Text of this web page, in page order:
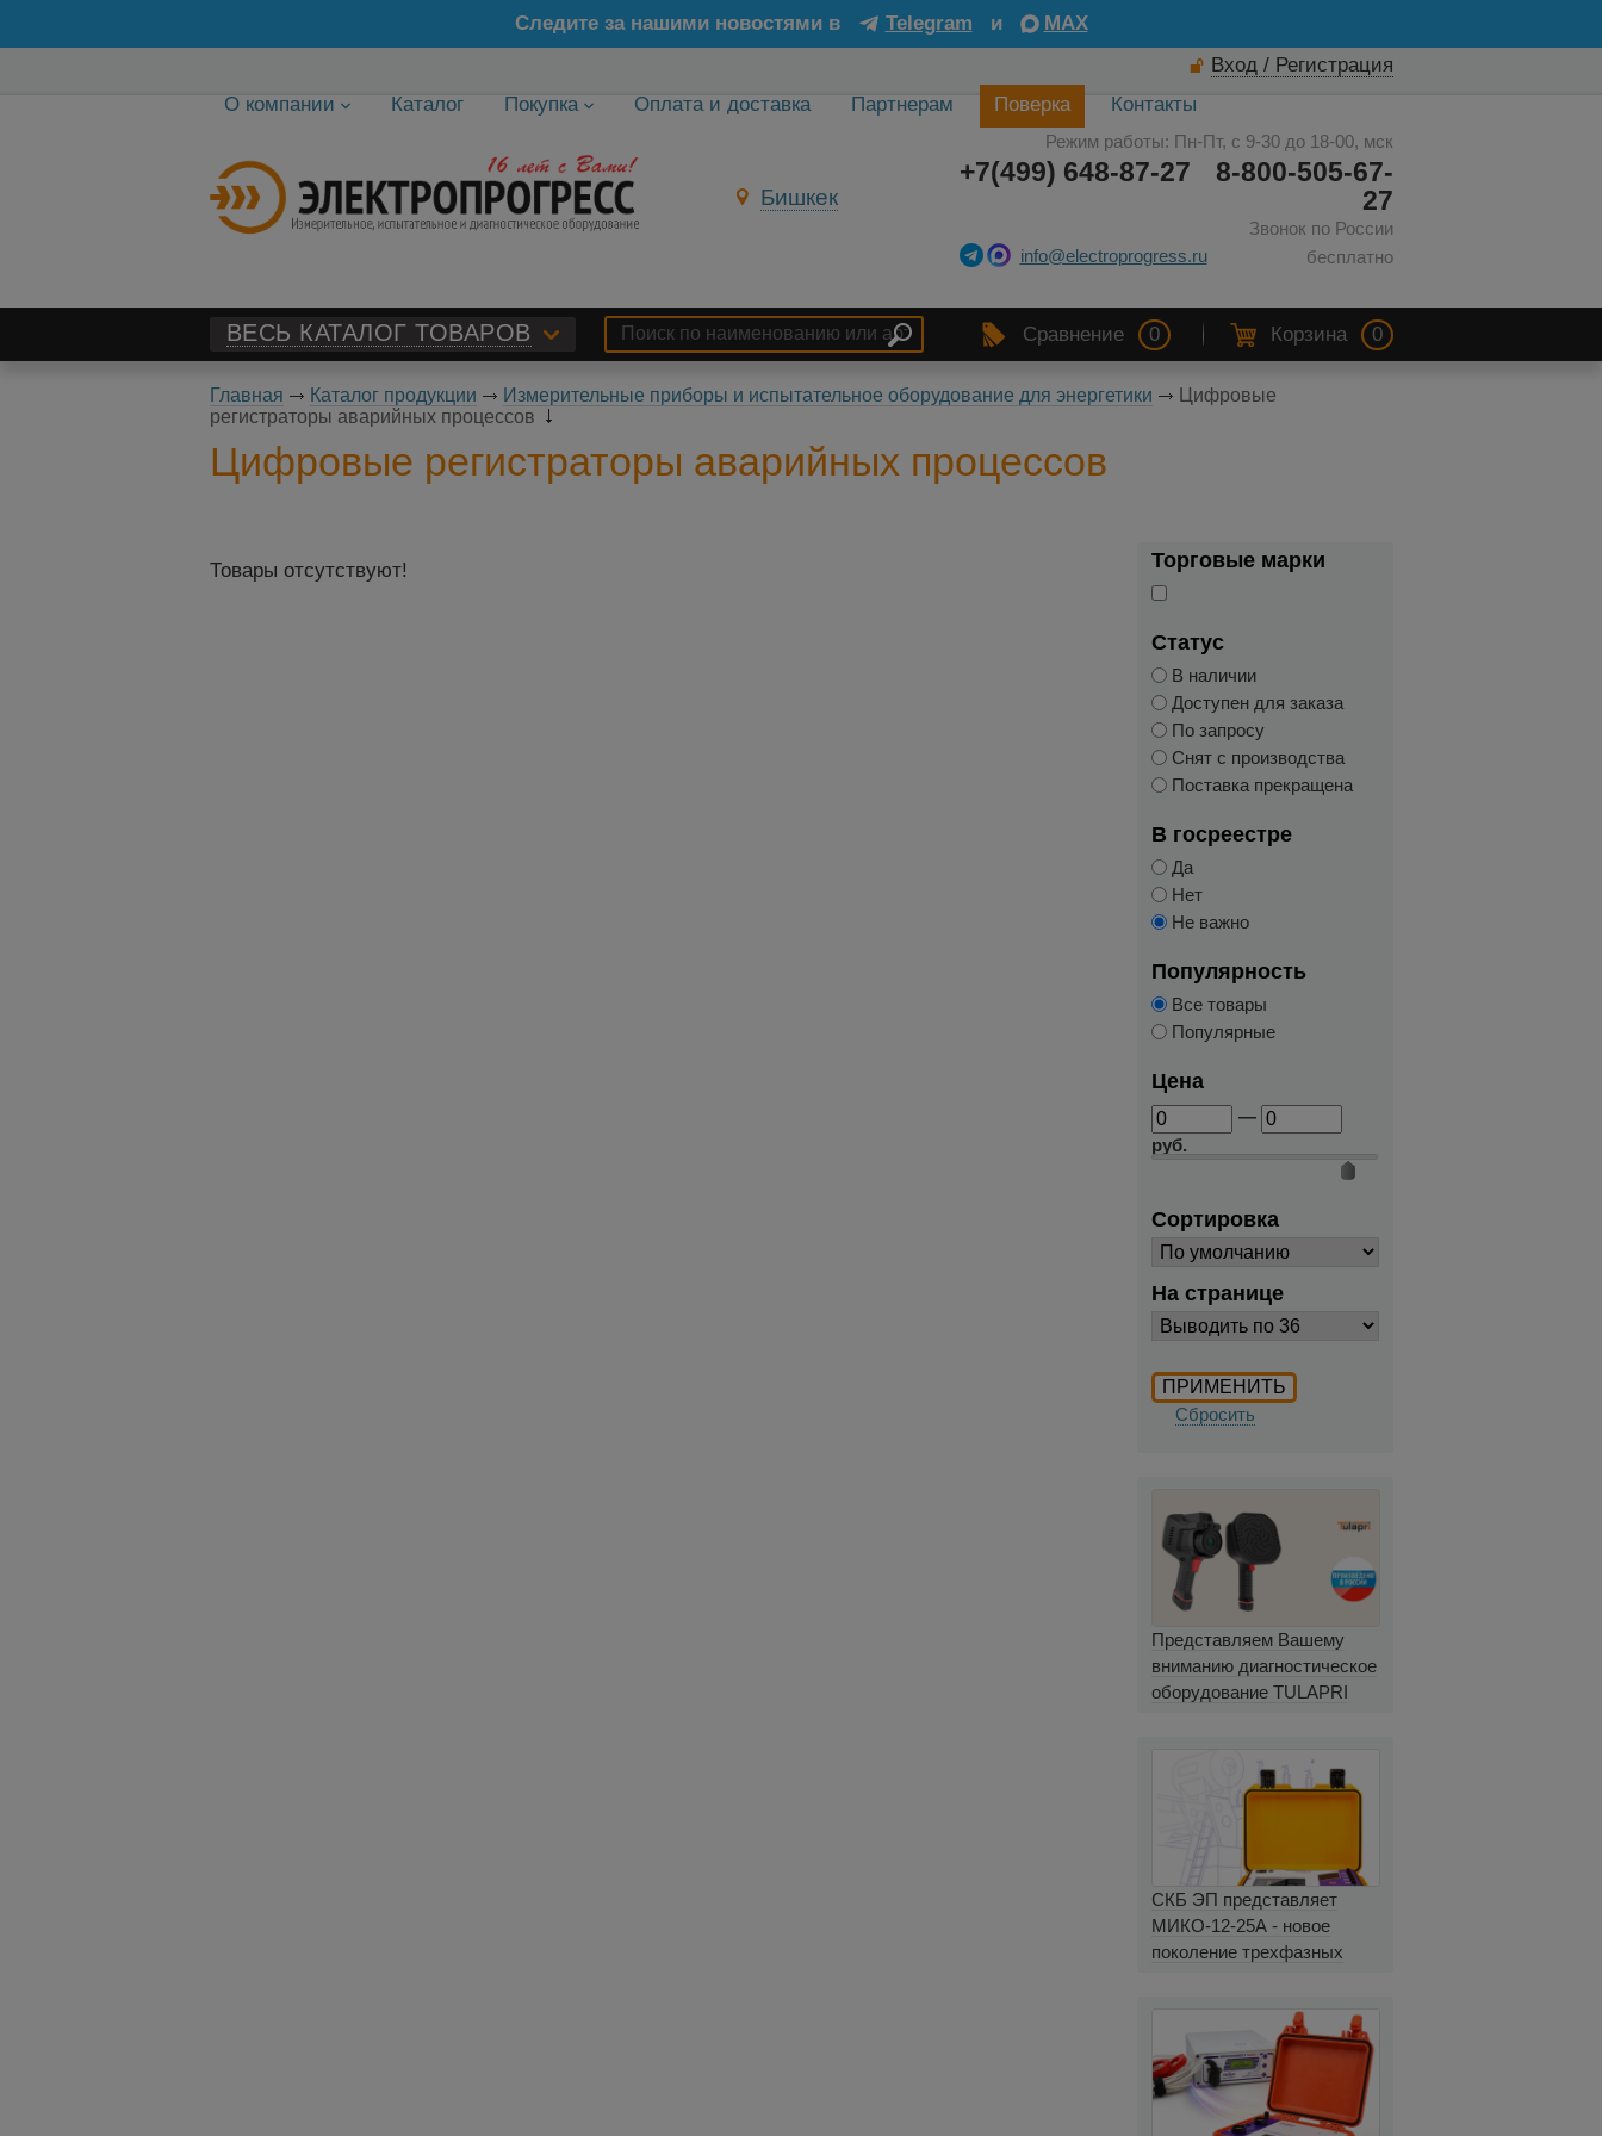
Следите за нашими новостями в Telegram и
MAX
Вход / Регистрация
О компании
Каталог Покупка Оплата и доставка Партнерам Поверка Контакты
Бишкек
Режим работы: Пн-Пт, с 9-30 до 18-00, мск
8-800-505-67-
27
Звонок по России
бесплатно
+7(499) 648-87-27
info@electroprogress.ru
ВЕСЬ КАТАЛОГ ТОВАРОВ Сравнение 0 Корзина 0
Главная Каталог продукции Измерительные приборы и испытательное оборудование для энергетики
Цифровые
регистраторы аварийных процессов
Цифровые регистраторы аварийных процессов
Товары отсутствуют! Торговые марки
Статус
В наличии
Доступен для заказа
По запросу
Снят с производства
Поставка прекращена
В госреестре
Да
Нет
Не важно
Популярность
Все товары
Популярные
Цена
—
руб.
Сортировка
На странице
Сбросить
Представляем Вашему
вниманию диагностическое
оборудование TULAPRI
СКБ ЭП представляет
МИКО-12-25А - новое
поколение трехфазных